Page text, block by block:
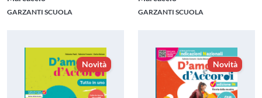
GARZANTI SCUOLA GARZANTI SCUOLA
Novità Novità